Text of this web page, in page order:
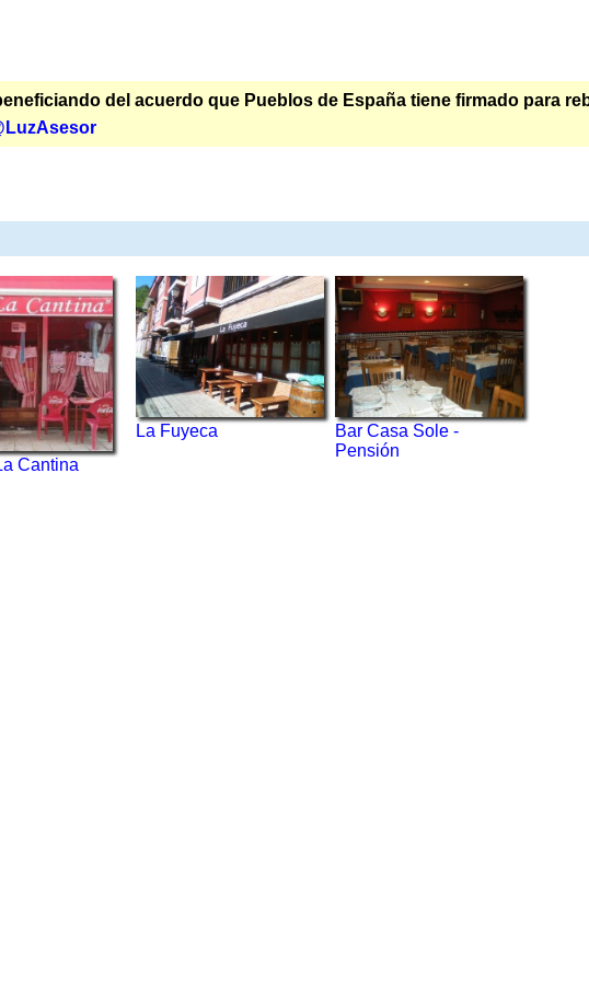
del acuerdo que Pueblos de España tiene firmado para
Cantina
La Fuyeca
Bar Casa Sole -
Pensión